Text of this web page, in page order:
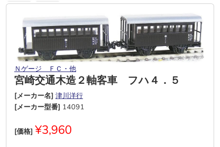
Ｎゲージ ＦＣ・他
宮崎交通木造２軸客車 フハ４．５
[メーカー名] 津川洋行
[メーカー型番] 14091
[価格] ¥3,960